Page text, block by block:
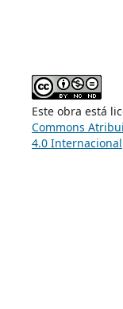
Este obra está
Commons
4.0 Internacional